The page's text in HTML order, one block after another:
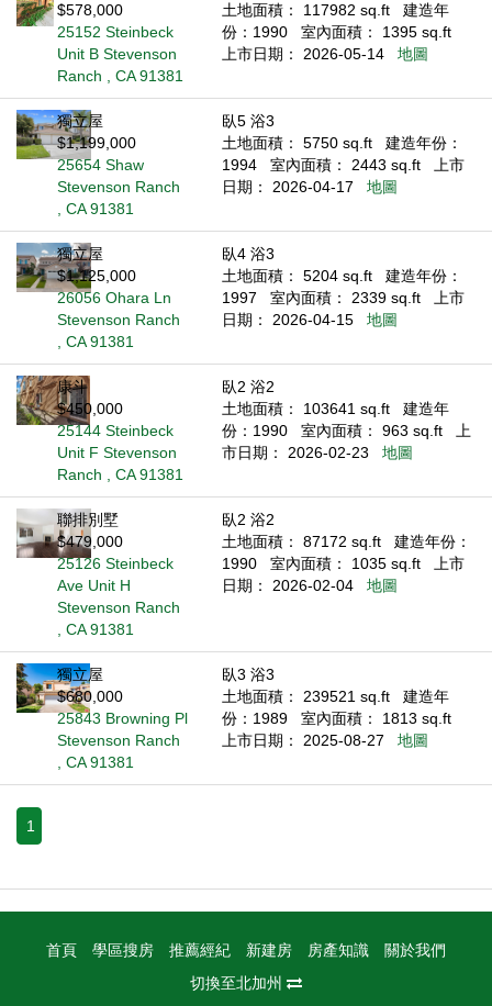
$578,000
25152 Steinbeck
Unit B Stevenson
Ranch , CA 91381
土地面積： 117982 sq.ft
建造年
份：1990
室內面積： 1395 sq.ft
上市日期： 2026-05-14
地圖
獨立屋
$1,199,000
25654 Shaw
Stevenson Ranch
, CA 91381
臥5 浴3
土地面積： 5750 sq.ft
建造年份：
1994
室內面積： 2443 sq.ft
上市
日期： 2026-04-17
地圖
獨立屋
$1,125,000
26056 Ohara Ln
Stevenson Ranch
, CA 91381
臥4 浴3
土地面積： 5204 sq.ft
建造年份：
1997
室內面積： 2339 sq.ft
上市
日期： 2026-04-15
地圖
康斗
$450,000
25144 Steinbeck
Unit F Stevenson
Ranch , CA 91381
臥2 浴2
土地面積： 103641 sq.ft
建造年
份：1990
室內面積： 963 sq.ft
上
市日期： 2026-02-23
地圖
聯排別墅
$479,000
25126 Steinbeck
Ave Unit H
Stevenson Ranch
, CA 91381
臥2 浴2
土地面積： 87172 sq.ft
建造年份：
1990
室內面積： 1035 sq.ft
上市
日期： 2026-02-04
地圖
獨立屋
$680,000
25843 Browning Pl
Stevenson Ranch
, CA 91381
臥3 浴3
土地面積： 239521 sq.ft
建造年
份：1989
室內面積： 1813 sq.ft
上市日期： 2025-08-27
地圖
1
首頁 學區搜房 推薦經紀 新建房 房產知識
關於我們
切換至北加州